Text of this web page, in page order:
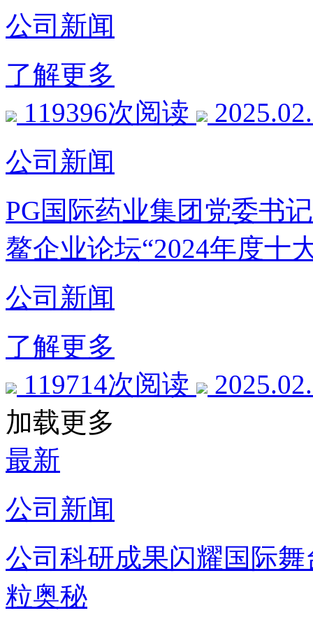
公司新闻
了解更多
119396次阅读
公司新闻
PG国际药业集团党委书
鳌企业论坛“2024年度十
公司新闻
了解更多
119714次阅读
加载更多
最新
公司新闻
公司科研成果闪耀国际
粒奥秘